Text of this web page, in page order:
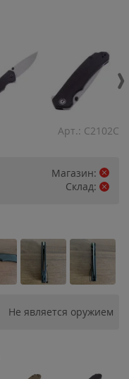
Арт.: C2102C
Магазин:
Склад:
Не является оружием